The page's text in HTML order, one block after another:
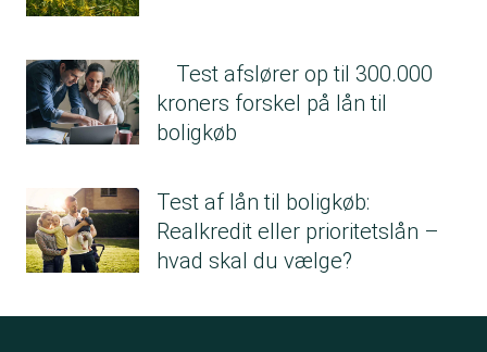
Test afslører op til 300.000
kroners forskel på lån til
boligkøb
Test af lån til boligkøb:
Realkredit eller prioritetslån –
hvad skal du vælge?